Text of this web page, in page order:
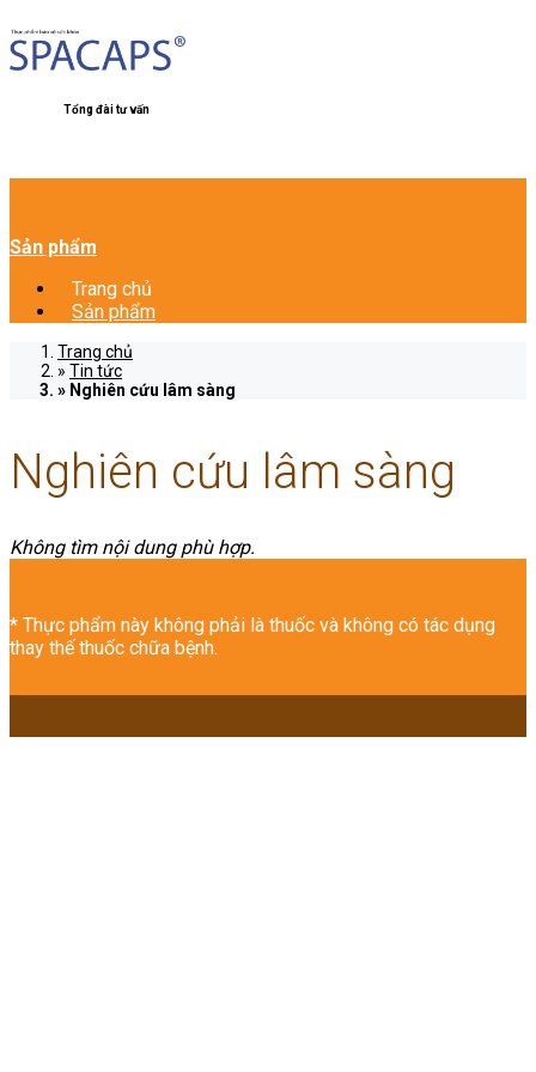
Tổng đài tư vấn
Sản phẩm
Trang chủ
Sản phẩm
Trang chủ
Tin tức
Nghiên cứu lâm sàng
Nghiên cứu lâm sàng
Không tìm nội dung phù hợp.
* Thực phẩm này không phải là thuốc và không có tác dụng
thay thế thuốc chữa bệnh.